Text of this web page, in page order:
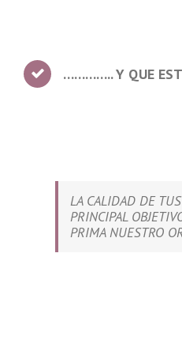
………….. Y QUE
LA CALIDAD DE
PRINCIPAL
PRIMA NUESTRO